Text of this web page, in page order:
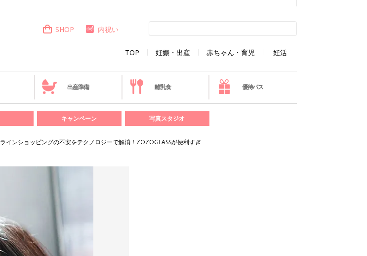
TOP 妊娠・出産 赤ちゃん・育児 妊活
SHOP 内祝い
出産準備 離乳食 優待パス
キャンペーン 写真スタジオ
インショッピングの不安をテクノロジーで解消！ZOZOGLASSが便利すぎ